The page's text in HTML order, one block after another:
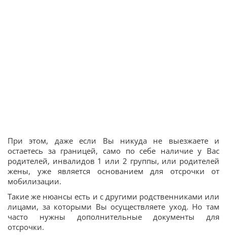
При этом, даже если Вы никуда не выезжаете и
остаетесь за границей, само по себе наличие у Вас
родителей, инвалидов 1 или 2 группы, или родителей
жены, уже является основанием для отсрочки от
мобилизации.
Такие же нюансы есть и с другими родственниками или
лицами, за которыми Вы осуществляете уход. Но там
часто нужны дополнительные документы для
отсрочки.